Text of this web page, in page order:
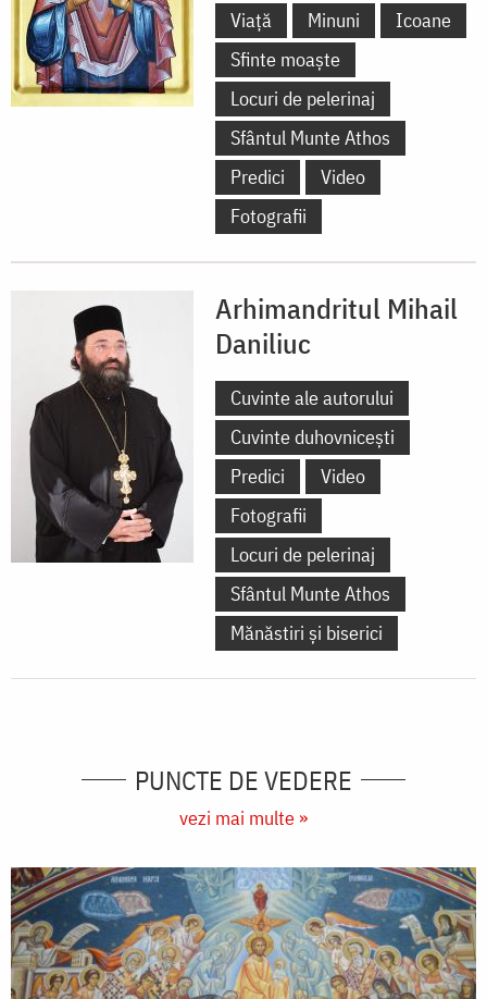
Viață Minuni
Icoane
Sfinte moaște
Locuri de pelerinaj
Sfântul Munte Athos
Predici
Video
Fotografii
Arhimandritul Mihail
Daniliuc
Cuvinte ale autorului
Cuvinte duhovnicești
Predici
Video
Fotografii
Locuri de pelerinaj
Sfântul Munte Athos
Mănăstiri și biserici
PUNCTE DE VEDERE
vezi mai multe »